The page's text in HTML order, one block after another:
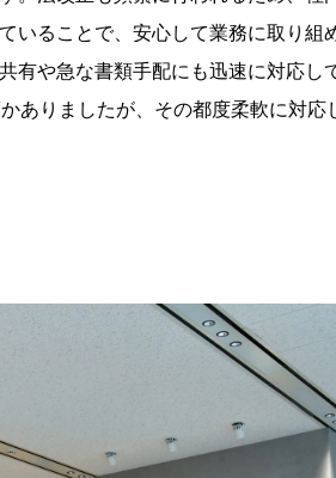
ることで、安心して業務に取り組
や急な書類手配にも迅速に対応し
ありましたが、その都度柔軟に対